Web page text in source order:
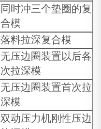
同时冲三个垫圈的复
合模
落料拉深复合模
无压边圈装置以后各
次拉深模
无压边圈装置首次拉
深模
双动压力机刚性压边